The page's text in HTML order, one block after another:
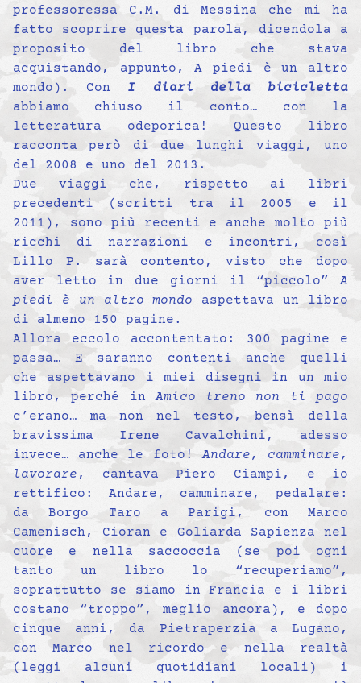
professoressa C.M. di Messina che mi ha
fatto scoprire questa parola, dicendola a
proposito del libro che stava
acquistando, appunto, A piedi è un altro
mondo). Con I diari della bicicletta
abbiamo chiuso il conto… con la
letteratura odeporica! Questo libro
racconta però di due lunghi viaggi, uno
del 2008 e uno del 2013.
Due viaggi che, rispetto ai libri
precedenti (scritti tra il 2005 e il
2011), sono più recenti e anche molto più
ricchi di narrazioni e incontri, così
Lillo P. sarà contento, visto che dopo
aver letto in due giorni il “piccolo”A
piedi è un altro mondo aspettava un libro
di almeno 150 pagine.
Allora eccolo accontentato: 300 pagine e
passa… E saranno contenti anche quelli
che aspettavano i miei disegni in un mio
libro, perché inAmico treno non ti pago
c’erano… ma non nel testo, bensì della
bravissima Irene Cavalchini, adesso
invece… anche le foto!Andare, camminare,
lavorare , cantava Piero Ciampi, e io
rettifico: Andare, camminare, pedalare:
da Borgo Taro a Parigi, con Marco
Camenisch, Cioran e Goliarda Sapienza nel
cuore e nella saccoccia (se poi ogni
tanto un libro lo “recuperiamo”,
soprattutto se siamo in Francia e i libri
costano “troppo”, meglio ancora), e dopo
cinque anni, da Pietraperzia a Lugano,
con Marco nel ricordo e nella realtà
(leggi alcuni quotidiani locali) i